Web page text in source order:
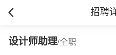
招聘
设计师助理/全职